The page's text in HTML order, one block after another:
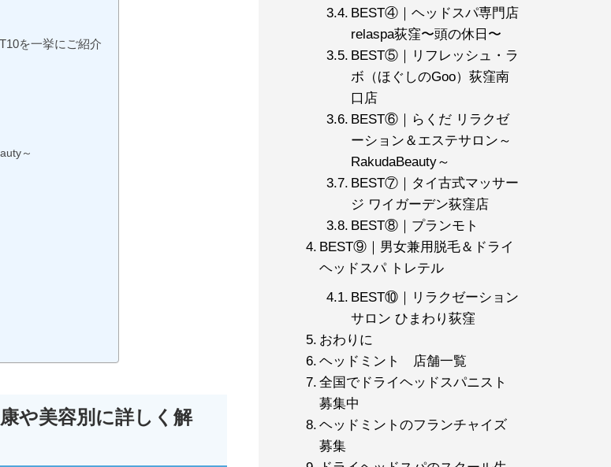
を一挙にご紹介
～
や美容別に詳しく解
BEST④｜ヘッドスパ専門店
relaspa荻窪〜頭の休日〜
BEST⑤｜リフレッシュ・ラ
ボ（ほぐしのGoo）荻窪南
口店
BEST⑥｜らくだ リラクゼ
ーション＆エステサロン～
RakudaBeauty～
BEST⑦｜タイ古式マッサー
ジ ワイガーデン荻窪店
BEST⑧｜プランモト
BEST⑨｜男女兼用脱毛＆ドライ
ヘッドスパ トレテル
BEST⑩｜リラクゼーション
サロン ひまわり荻窪
おわりに
ヘッドミント 店舗一覧
全国でドライヘッドスパニスト
募集中
ヘッドミントのフランチャイズ
募集